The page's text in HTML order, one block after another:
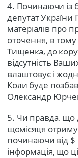
4. Починаючи із
депутат
матеріалів про
оточення, в тому
Тищенка, до
відсутність
влаштовує і
Коли буде
Олександр
5. Чи правда, що
щомісяця
починаючи від $
інформація, що ці